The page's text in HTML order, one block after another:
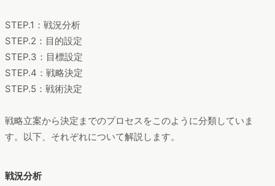
STEP.1：戦況分析
STEP.2：目的設定
STEP.3：目標設定
STEP.4：戦略決定
STEP.5：戦術決定
戦略立案から決定までのプロセスをこのように分類していま
す。以下、それぞれについて解説します。
戦況分析